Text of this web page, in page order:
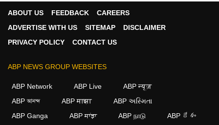
ABOUT US FEEDBACK
CAREERS
ADVERTISE WITH US
SITEMAP
DISCLAIMER
PRIVACY POLICY
CONTACT US
ABP NEWS GROUP WEBSITES
ABP Network ABP Live
ABP न्यूज़
ABP আনন্দ
ABP माझा
ABP અસ્મિતા
ABP Ganga
ABP ਸਾਂਝਾ ABP நாடு ABP దేశం